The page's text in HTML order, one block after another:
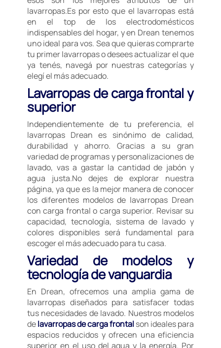
lavarropas.Es por esto que el lavarropas está
en el top de los electrodomésticos
indispensables del hogar, y en Drean tenemos
uno ideal para vos. Sea que quieras comprarte
tu primer lavarropas o desees actualizar el que
ya tenés, navegá por nuestras categorías y
elegí el más adecuado.
Lavarropas de carga frontal y
superior
Independientemente de tu preferencia, el
lavarropas Drean es sinónimo de calidad,
durabilidad y ahorro. Gracias a su gran
variedad de programas y personalizaciones de
lavado, vas a gastar la cantidad de jabón y
agua justa.No dejes de explorar nuestra
página, ya que es la mejor manera de conocer
los diferentes modelos de lavarropas Drean
con carga frontal o carga superior. Revisar su
capacidad, tecnología, sistema de lavado y
colores disponibles será fundamental para
escoger el más adecuado para tu casa.
Variedad de modelos y
tecnología de vanguardia
En Drean, ofrecemos una amplia gama de
lavarropas diseñados para satisfacer todas
tus necesidades de lavado. Nuestros modelos
delavarropas de carga frontalson ideales para
espacios reducidos y ofrecen una eficiencia
superior en el uso del agua y la energía. Por